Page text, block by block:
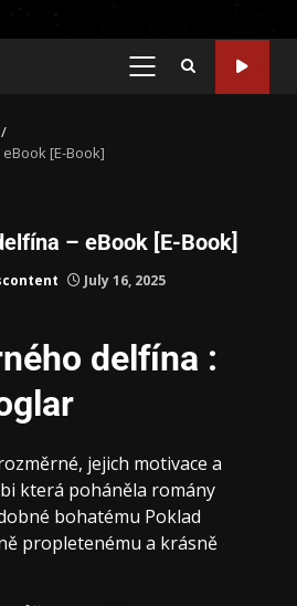
[E-Book]
– eBook [E-Book]
July 16, 2025
delfína :
jejich motivace a
která poháněla romány
bohatému Poklad
propletenému a krásně